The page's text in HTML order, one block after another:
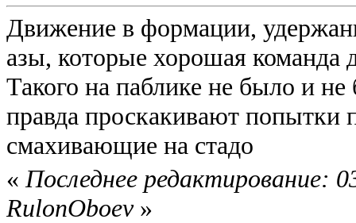
Движение в формации,
азы, которые хорошая команда
Такого на паблике не было и не
правда проскакивают попытки
смахивающие на стадо
« Последнее редактирование:
RulonOboev»